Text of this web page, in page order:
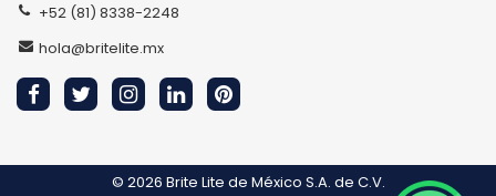
+52 (81) 8338-2248
hola@britelite.mx
© 2026 Brite Lite de México S.A. de C.V.